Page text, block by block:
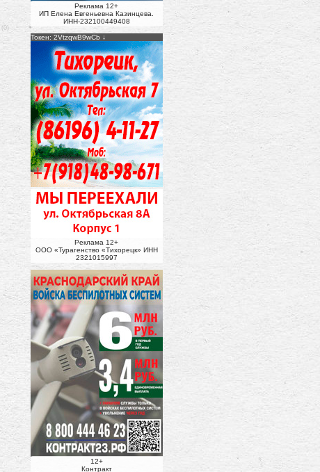
Реклама 12+
ИП Елена Евгеньевна Казинцева.
ИНН-232100449408
Токен: 2VtzqwB9wCb
Реклама 12+
ООО «Турагенство «Тихорецк» ИНН
2321015997
12+
Контракт
(0)